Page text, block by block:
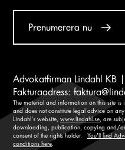
Prenumerera nu
Advokatfirman Lindahl KB |
Fakturaadress:
The material and information on this site
and does not constitute legal advice on
Lindahl's website, www.lindahl.se, are
downloading, publication, copying and/or
consent of the rights holder. You'll find
conditions here.